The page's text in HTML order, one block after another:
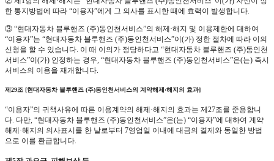
한 통지방법에 따라 “이용자”에게 그 의사를 표시한 때에 효력이 발생합니다.
③ “현대자동차 블루핸즈 (주)동인천서비스”의 해제·해지 및 이용제한에 대하여
“이용자”는 “현대자동차 블루핸즈 (주)동인천서비스”이(가) 정한 절차에 따라 이의
신청을 할 수 있습니다. 이 때 이의가 정당하다고 “현대자동차 블루핸즈 (주)동인천
서비스”이(가) 인정하는 경우, “현대자동차 블루핸즈 (주)동인천서비스”은(는) 즉시
서비스의 이용을 재개합니다.
제29조 [현대자동차 블루핸즈 (주)동인천서비스의 계약해제·해지의 효과]
“이용자”의 귀책사유에 따른 이용계약의 해제·해지의 효과는 제27조를 준용합니
다. 다만, “현대자동차 블루핸즈 (주)동인천서비스”은(는) “이용자”에 대하여 계약
해제·해지의 의사표시를 한 날로부터 7영업일 이내에 대금의 결제와 동일한 방법
으로 이를 환급합니다.